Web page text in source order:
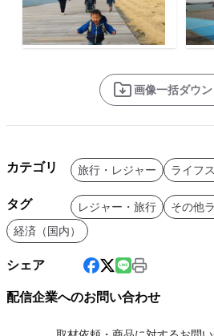
画像一括ダウ
カテゴリ 旅行・レジャー ライフ
タグ レジャー・旅行
その他
経済（国内）
シェア
配信企業へのお問い合わせ